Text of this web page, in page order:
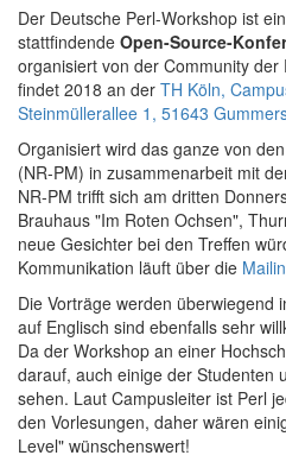
Der Deutsche Perl-Workshop ist
stattfindende Open-Source-
organisiert von der Community
findet 2018 an der TH Köln,
Steinmüllerallee 1, 51643
Organisiert wird das ganze von
(NR-PM) in zusammenarbeit mit
NR-PM trifft sich am dritten
Brauhaus "Im Roten Ochsen",
neue Gesichter bei den Treffen
Kommunikation läuft über die
Die Vorträge werden überwiegend
auf Englisch sind ebenfalls sehr
Da der Workshop an einer
darauf, auch einige der Studenten
sehen. Laut Campusleiter ist Perl
den Vorlesungen, daher wären
Level" wünschenswert!